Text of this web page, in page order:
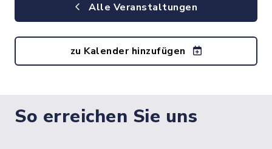
Alle Veranstaltungen
zu Kalender hinzufügen
So erreichen Sie uns